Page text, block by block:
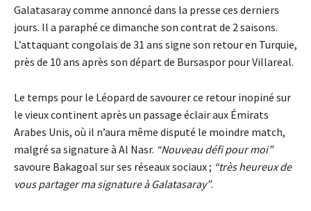
Galatasaray comme annoncé dans la presse ces derniers
jours. Il a paraphé ce dimanche son contrat de 2 saisons.
L’attaquant congolais de 31 ans signe son retour en Turquie,
près de 10 ans après son départ de Bursaspor pour Villareal.
Le temps pour le Léopard de savourer ce retour inopiné sur
le vieux continent après un passage éclair aux Émirats
Arabes Unis, où il n’aura même disputé le moindre match,
malgré sa signature à Al Nasr. “Nouveau défi pour moi”
savoure Bakagoal sur ses réseaux sociaux ; “très heureux de
vous partager ma signature à Galatasaray”.